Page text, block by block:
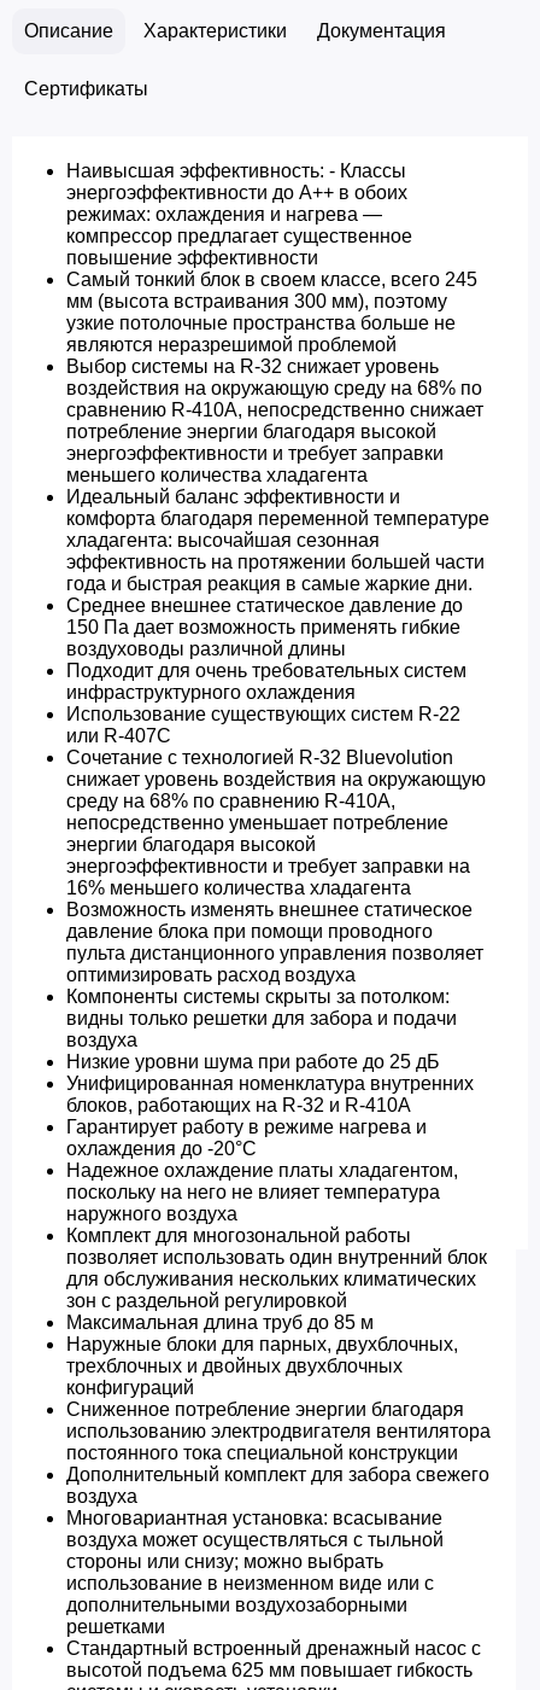
Описание Характеристики Документация
Сертификаты
Наивысшая эффективность: - Классы
энергоэффективности до A++ в обоих
режимах: охлаждения и нагрева —
компрессор предлагает существенное
повышение эффективности
Самый тонкий блок в своем классе, всего 245
мм (высота встраивания 300 мм), поэтому
узкие потолочные пространства больше не
являются неразрешимой проблемой
Выбор системы на R-32 снижает уровень
воздействия на окружающую среду на 68% по
сравнению R-410A, непосредственно снижает
потребление энергии благодаря высокой
энергоэффективности и требует заправки
меньшего количества хладагента
Идеальный баланс эффективности и
комфорта благодаря переменной температуре
хладагента: высочайшая сезонная
эффективность на протяжении большей части
года и быстрая реакция в самые жаркие дни.
Среднее внешнее статическое давление до
150 Па дает возможность применять гибкие
воздуховоды различной длины
Подходит для очень требовательных систем
инфраструктурного охлаждения
Использование существующих систем R-22
или R-407C
Сочетание с технологией R-32 Bluevolution
снижает уровень воздействия на окружающую
среду на 68% по сравнению R-410A,
непосредственно уменьшает потребление
энергии благодаря высокой
энергоэффективности и требует заправки на
16% меньшего количества хладагента
Возможность изменять внешнее статическое
давление блока при помощи проводного
пульта дистанционного управления позволяет
оптимизировать расход воздуха
Компоненты системы скрыты за потолком:
видны только решетки для забора и подачи
воздуха
Низкие уровни шума при работе до 25 дБ
Унифицированная номенклатура внутренних
блоков, работающих на R-32 и R-410A
Гарантирует работу в режиме нагрева и
охлаждения до -20°C
Надежное охлаждение платы хладагентом,
поскольку на него не влияет температура
наружного воздуха
Комплект для многозональной работы
позволяет использовать один внутренний блок
для обслуживания нескольких климатических
зон с раздельной регулировкой
Максимальная длина труб до 85 м
Наружные блоки для парных, двухблочных,
трехблочных и двойных двухблочных
конфигураций
Сниженное потребление энергии благодаря
использованию электродвигателя вентилятора
постоянного тока специальной конструкции
Дополнительный комплект для забора свежего
воздуха
Многовариантная установка: всасывание
воздуха может осуществляться с тыльной
стороны или снизу; можно выбрать
использование в неизменном виде или с
дополнительными воздухозаборными
решетками
Стандартный встроенный дренажный насос с
высотой подъема 625 мм повышает гибкость